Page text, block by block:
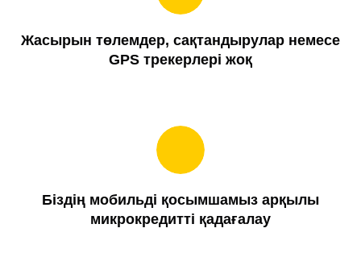
Жасырын төлемдер, сақтандырулар немесе
GPS трекерлері жоқ
Біздің мобильді қосымшамыз арқылы
микрокредитті қадағалау